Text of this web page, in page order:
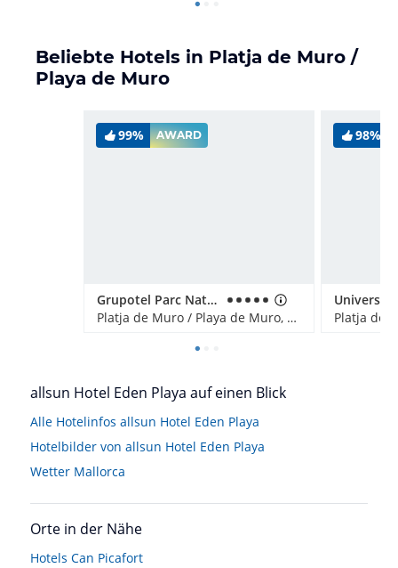
Beliebte Hotels in Platja de Muro /
Playa de Muro
99% AWARD
Grupotel Parc Natural & Spa
Platja de Muro / Playa de Muro, Spanien
98%
allsun Hotel Eden Playa auf einen Blick
Alle Hotelinfos allsun Hotel Eden Playa
Hotelbilder von allsun Hotel Eden Playa
Wetter Mallorca
Orte in der Nähe
Hotels Can Picafort